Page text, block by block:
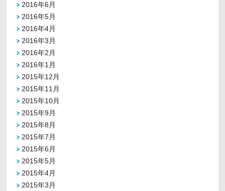
2016年6月
2016年5月
2016年4月
2016年3月
2016年2月
2016年1月
2015年12月
2015年11月
2015年10月
2015年9月
2015年8月
2015年7月
2015年6月
2015年5月
2015年4月
2015年3月